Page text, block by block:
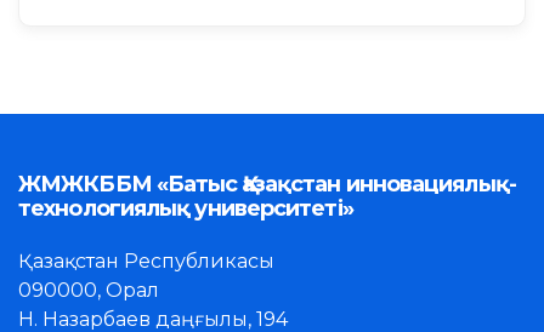
ЖМЖКББМ «Батыс Қазақстан инновациялық-
технологиялық университеті»
Қазақстан Республикасы
090000, Орал
Н. Назарбаев даңғылы, 194